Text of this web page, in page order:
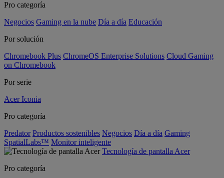
Pro categoría
Negocios Gaming en la nube Día a día Educación
Por solución
Chromebook Plus ChromeOS Enterprise Solutions Cloud Gaming
on Chromebook
Por serie
Acer Iconia
Pro categoría
Predator Productos sostenibles Negocios Día a día Gaming
SpatialLabs™ Monitor inteligente
Tecnología de pantalla Acer
Pro categoría